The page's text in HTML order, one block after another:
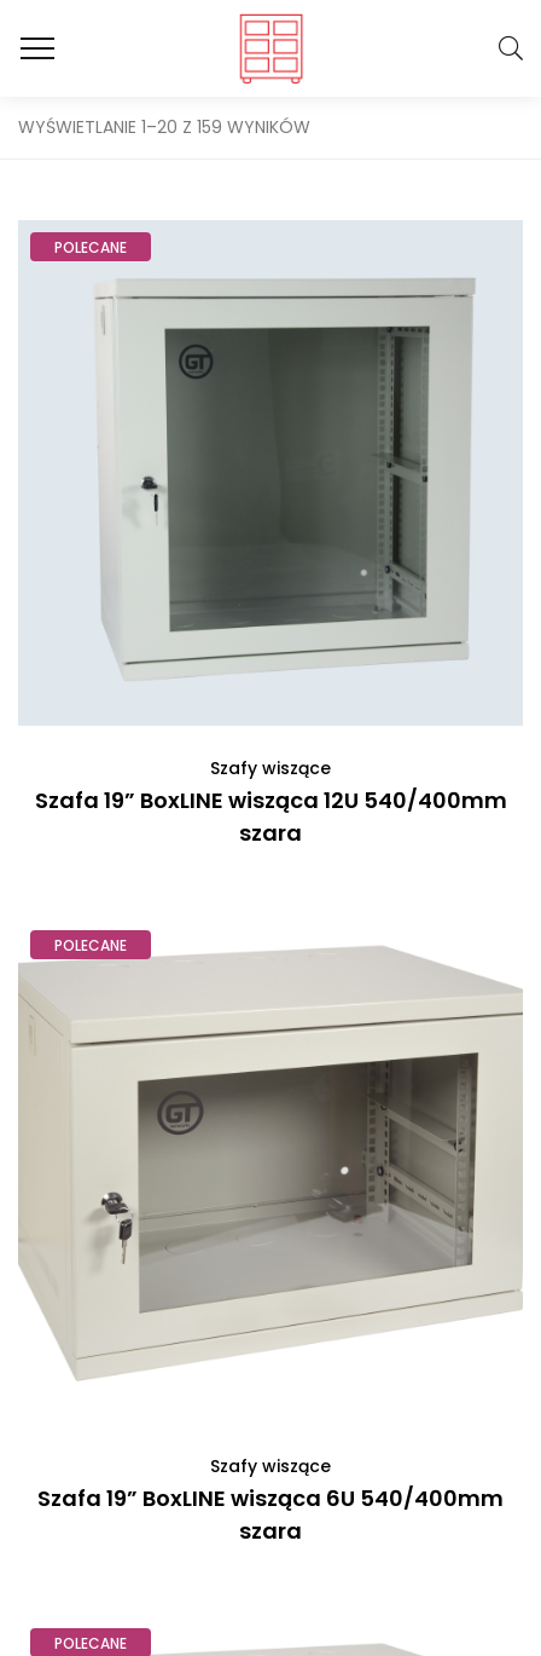
WYŚWIETLANIE 1–20 Z 159 WYNIKÓW
POLECANE
Szafy wiszące
Szafa 19” BoxLINE wisząca 12U 540/400mm
szara
POLECANE
Szafy wiszące
Szafa 19” BoxLINE wisząca 6U 540/400mm
szara
POLECANE